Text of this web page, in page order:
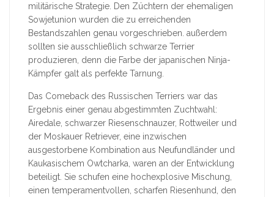
militärische Strategie. Den Züchtern der ehemaligen
Sowjetunion wurden die zu erreichenden
Bestandszahlen genau vorgeschrieben. außerdem
sollten sie ausschließlich schwarze Terrier
produzieren, denn die Farbe der japanischen Ninja-
Kämpfer galt als perfekte Tarnung.
Das Comeback des Russischen Terriers war das
Ergebnis einer genau abgestimmten Zuchtwahl:
Airedale, schwarzer Riesenschnauzer, Rottweiler und
der Moskauer Retriever, eine inzwischen
ausgestorbene Kombination aus Neufundländer und
Kaukasischem Owtcharka, waren an der Entwicklung
beteiligt. Sie schufen eine hochexplosive Mischung,
einen temperamentvollen, scharfen Riesenhund, den